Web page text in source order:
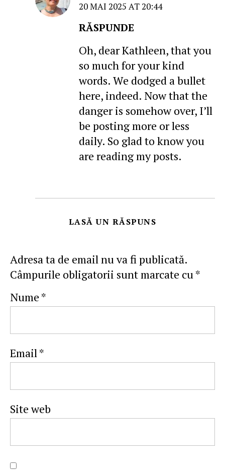
20 MAI 2025 AT 20:44
RĂSPUNDE
Oh, dear Kathleen, that you
so much for your kind
words. We dodged a bullet
here, indeed. Now that the
danger is somehow over, I’ll
be posting more or less
daily. So glad to know you
are reading my posts.
LASĂ UN RĂSPUNS
Adresa ta de email nu va fi publicată.
Câmpurile obligatorii sunt marcate cu*
Nume *
Email*
Site web